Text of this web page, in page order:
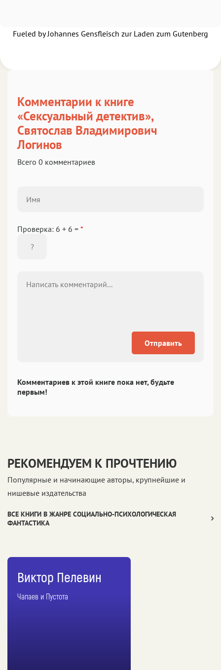
Fueled by Johannes Gensfleisch zur Laden zum Gutenberg
Комментарии к книге
«Сексуальный детектив»,
Святослав Владимирович
Логинов
Всего 0 комментариев
Проверка: 6 + 6 = *
Отправить
Комментариев к этой книге пока нет, будьте
первым!
РЕКОМЕНДУЕМ К ПРОЧТЕНИЮ
Популярные и начинающие авторы, крупнейшие и
нишевые издательства
ВСЕ КНИГИ В ЖАНРЕ СОЦИАЛЬНО-ПСИХОЛОГИЧЕСКАЯ
ФАНТАСТИКА
Виктор Пелевин
Чапаев и Пустота